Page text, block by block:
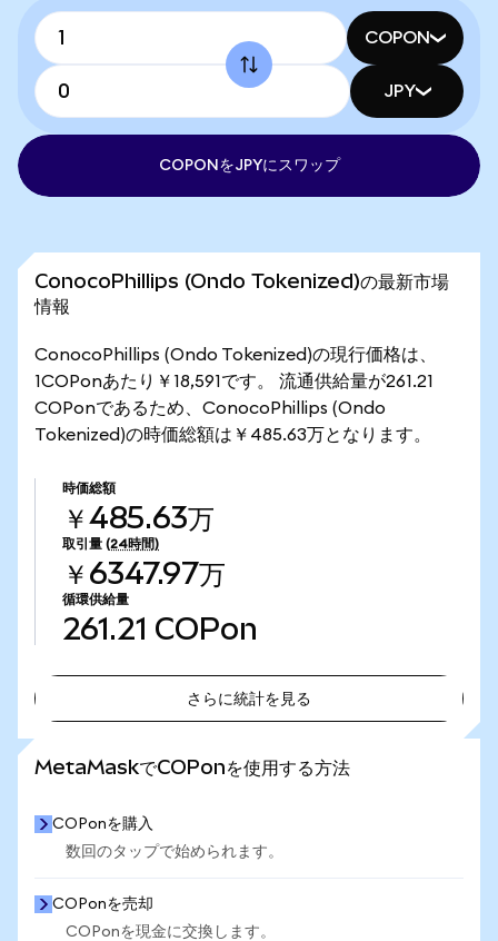
COPON
JPY
COPONをJPYにスワップ
ConocoPhillips (Ondo Tokenized)の最新市場
情報
ConocoPhillips (Ondo Tokenized)の現行価格は、
1COPonあたり￥18,591です。 流通供給量が261.21
COPonであるため、ConocoPhillips (Ondo
Tokenized)の時価総額は￥485.63万となります。
時価総額
￥485.63万
取引量 (24時間)
￥6347.97万
循環供給量
261.21 COPon
さらに統計を見る
MetaMaskでCOPonを使用する方法
COPonを購入
数回のタップで始められます。
COPonを売却
COPonを現金に交換します。